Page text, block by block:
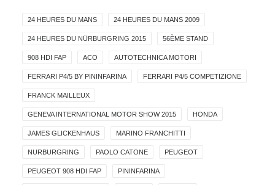
24 HEURES DU MANS 24 HEURES DU MANS 2009
24 HEURES DU NÜRBURGRING 2015 56ÈME STAND
908 HDI FAP ACO AUTOTECHNICA MOTORI
FERRARI P4/5 BY PININFARINA FERRARI P4/5 COMPETIZIONE
FRANCK MAILLEUX
GENEVA INTERNATIONAL MOTOR SHOW 2015 HONDA
JAMES GLICKENHAUS MARINO FRANCHITTI
NURBURGRING PAOLO CATONE PEUGEOT
PEUGEOT 908 HDI FAP PININFARINA